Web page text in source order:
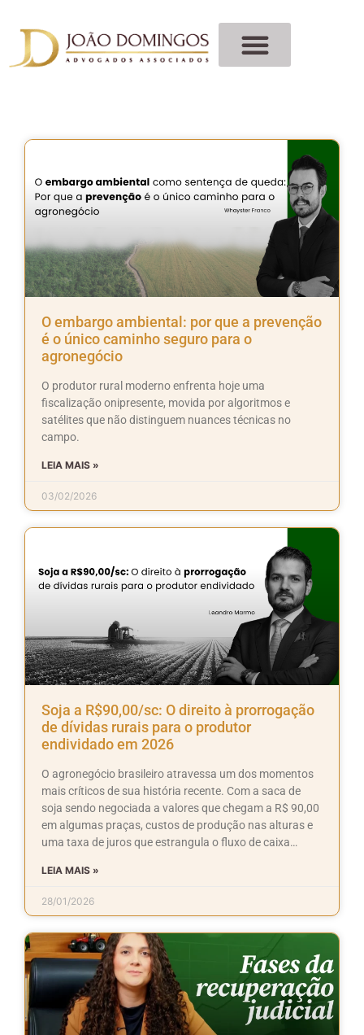
O embargo ambiental: por que a prevenção
é o único caminho seguro para o
agronegócio
O produtor rural moderno enfrenta hoje uma
fiscalização onipresente, movida por algoritmos e
satélites que não distinguem nuances técnicas no
campo.
LEIA MAIS »
03/02/2026
Soja a R$90,00/sc: O direito à prorrogação
de dívidas rurais para o produtor
endividado em 2026
O agronegócio brasileiro atravessa um dos momentos
mais críticos de sua história recente. Com a saca de
soja sendo negociada a valores que chegam a R$ 90,00
em algumas praças, custos de produção nas alturas e
uma taxa de juros que estrangula o fluxo de caixa…
LEIA MAIS »
28/01/2026